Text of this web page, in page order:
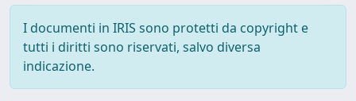
I documenti in IRIS sono protetti da copyright e
tutti i diritti sono riservati, salvo diversa
indicazione.